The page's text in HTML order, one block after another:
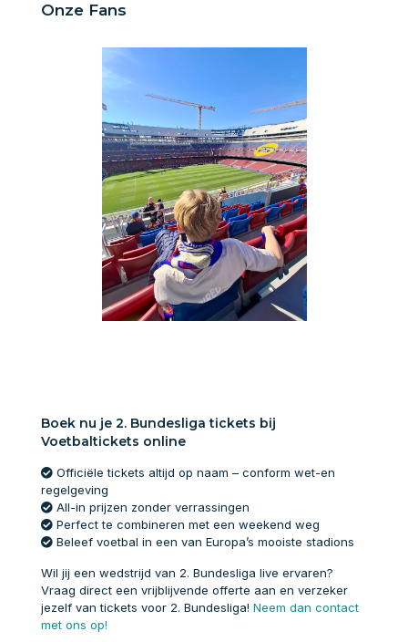
Onze Fans
Boek nu je 2. Bundesliga tickets bij
Voetbaltickets online
Officiële tickets altijd op naam – conform wet-en
regelgeving
All-in prijzen zonder verrassingen
Perfect te combineren met een weekend weg
Beleef voetbal in een van Europa’s mooiste stadions
Wil jij een wedstrijd van 2. Bundesliga live ervaren?
Vraag direct een vrijblijvende offerte aan en verzeker
jezelf van tickets voor 2. Bundesliga! Neem dan contact
met ons op!